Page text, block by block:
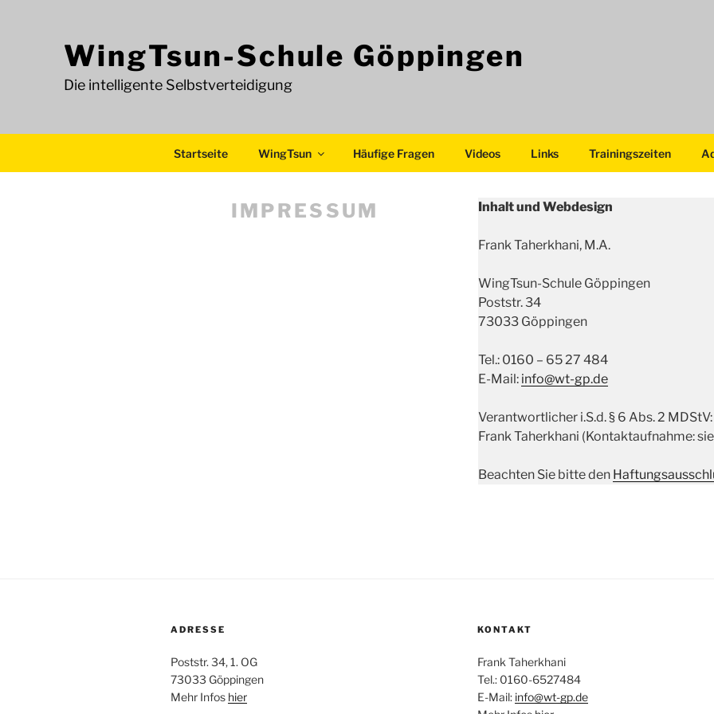
WingTsun-Schule Göppingen
Die intelligente Selbstverteidigung
Startseite WingTsun Häufige Fragen Videos Links Trainingszeiten
IMPRESSUM Inhalt und Webdesign
Frank Taherkhani, M.A.
WingTsun-Schule Göppingen
Poststr. 34
73033 Göppingen
Tel.: 0160 – 65 27 484
E-Mail: info@wt-gp.de
Verantwortlicher i.S.d. § 6 Abs. 2 MDStV:
Frank Taherkhani (Kontaktaufnahme:
Beachten Sie bitte den
ADRESSE
Poststr. 34, 1. OG
73033 Göppingen
Mehr Infos hier
KONTAKT
Frank Taherkhani
Tel.: 0160-6527484
E-Mail: info@wt-gp.de